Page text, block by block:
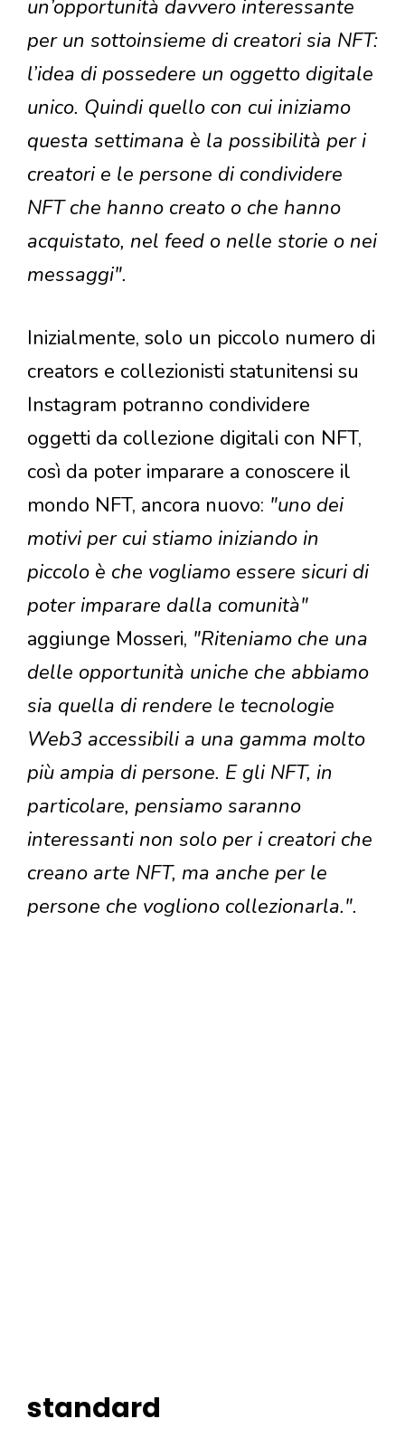
un’opportunità davvero interessante
per un sottoinsieme di creatori sia NFT:
l’idea di possedere un oggetto digitale
unico. Quindi quello con cui iniziamo
questa settimana è la possibilità per i
creatori e le persone di condividere
NFT che hanno creato o che hanno
acquistato, nel feed o nelle storie o nei
messaggi".
Inizialmente, solo un piccolo numero di
creators e collezionisti statunitensi su
Instagram potranno condividere
oggetti da collezione digitali con NFT,
così da poter imparare a conoscere il
mondo NFT, ancora nuovo: "uno dei
motivi per cui stiamo iniziando in
piccolo è che vogliamo essere sicuri di
poter imparare dalla comunità"
aggiunge Mosseri, "Riteniamo che una
delle opportunità uniche che abbiamo
sia quella di rendere le tecnologie
Web3 accessibili a una gamma molto
più ampia di persone. E gli NFT, in
particolare, pensiamo saranno
interessanti non solo per i creatori che
creano arte NFT, ma anche per le
persone che vogliono collezionarla.".
standard